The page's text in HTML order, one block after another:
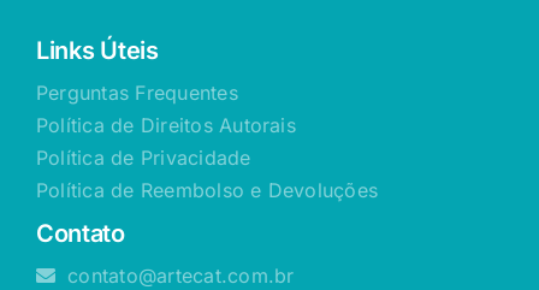
Links Úteis
Perguntas Frequentes
Política de Direitos Autorais
Política de Privacidade
Política de Reembolso e Devoluções
Contato
contato@artecat.com.br